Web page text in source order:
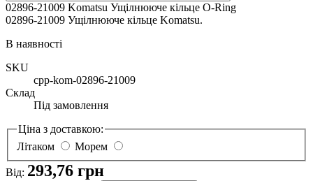
02896-21009 Komatsu Ущілнююче кільце O-Ring
02896-21009 Ущілнююче кільце Komatsu.
В наявності
SKU
cpp-kom-02896-21009
Склад
Під замовлення
Ціна з доставкою:
Літаком
Морем
Від: 293,76 грн